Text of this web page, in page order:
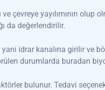
yayılımının olup
da değerlendirilir.
idrar kanalına girilir ve
durumlarda buradan
bulunur. Tedavi